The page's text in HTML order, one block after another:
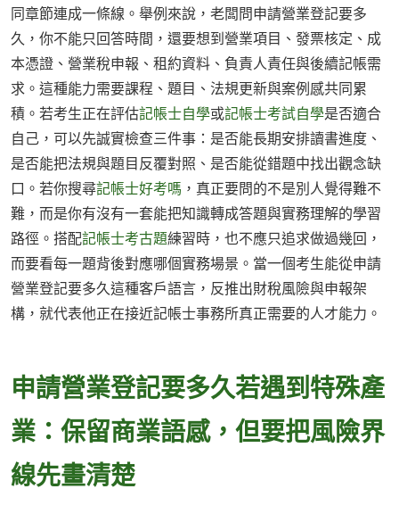
同章節連成一條線。舉例來說，老闆問申請營業登記要多
久，你不能只回答時間，還要想到營業項目、發票核定、成
本憑證、營業稅申報、租約資料、負責人責任與後續記帳需
求。這種能力需要課程、題目、法規更新與案例感共同累
積。若考生正在評估記帳士自學或記帳士考試自學是否適合
自己，可以先誠實檢查三件事：是否能長期安排讀書進度、
是否能把法規與題目反覆對照、是否能從錯題中找出觀念缺
口。若你搜尋記帳士好考嗎 ，真正要問的不是別人覺得難不
難，而是你有沒有一套能把知識轉成答題與實務理解的學習
路徑。搭配記帳士考古題練習時，也不應只追求做過幾回，
而要看每一題背後對應哪個實務場景。當一個考生能從申請
營業登記要多久這種客戶語言，反推出財稅風險與申報架
構，就代表他正在接近記帳士事務所真正需要的人才能力。
申請營業登記要多久若遇到特殊產
業：保留商業語感，但要把風險界
線先畫清楚